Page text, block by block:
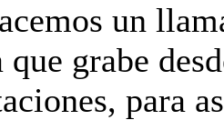
un
que grabe
para